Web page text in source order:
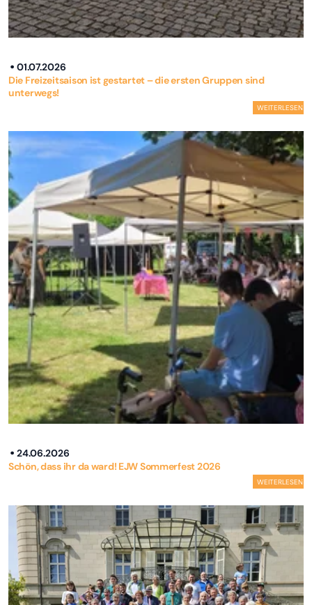
01.07.2026
Die Freizeitsaison ist gestartet – die ersten Gruppen sind
unterwegs!
WEITERLESEN
24.06.2026
Schön, dass ihr da ward! EJW Sommerfest 2026
WEITERLESEN